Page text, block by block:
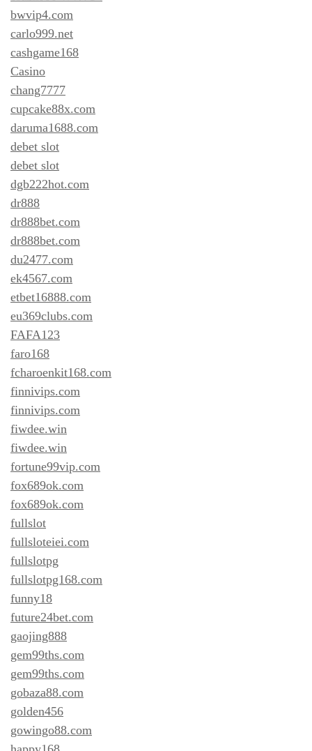
bwvip4.com
carlo999.net
cashgame168
Casino
chang7777
cupcake88x.com
daruma1688.com
debet slot
debet slot
dgb222hot.com
dr888
dr888bet.com
dr888bet.com
du2477.com
ek4567.com
etbet16888.com
eu369clubs.com
FAFA123
faro168
fcharoenkit168.com
finnivips.com
finnivips.com
fiwdee.win
fiwdee.win
fortune99vip.com
fox689ok.com
fox689ok.com
fullslot
fullsloteiei.com
fullslotpg
fullslotpg168.com
funny18
future24bet.com
gaojing888
gem99ths.com
gem99ths.com
gobaza88.com
golden456
gowingo88.com